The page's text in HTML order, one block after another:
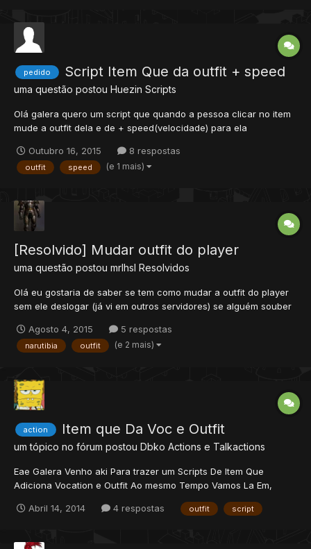
pedido Script Item Que da outfit + speed
uma questão postou Huezin Scripts
Olá galera quero um script que quando a pessoa clicar no item
mude a outfit dela e de + speed(velocidade) para ela
Outubro 16, 2015 8 respostas
outfit speed (e 1 mais)
[Resolvido] Mudar outfit do player
uma questão postou mrlhsl Resolvidos
Olá eu gostaria de saber se tem como mudar a outfit do player
sem ele deslogar (já vi em outros servidores) se alguém souber
narutibia 8.54 obs: se estiver no local errado movam por favor.
Agosto 4, 2015 5 respostas
narutibia outfit (e 2 mais)
action Item que Da Voc e Outfit
um tópico no fórum postou Dbko Actions e Talkactions
Eae Galera Venho aki Para trazer um Scripts De Item Que
Adiciona Vocation e Outfit Ao mesmo Tempo Vamos La Em,
cole a seguinte scripts Em actions.xml Adicione registre a
Abril 14, 2014 4 respostas outfit script